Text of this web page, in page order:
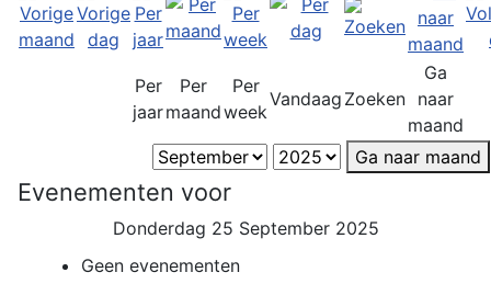
Per
jaar
Per
maand
Per
week
Vandaag Zoeken
Ga
naar
maand
Ga naar maand
Evenementen voor
Donderdag 25 September 2025
Geen evenementen